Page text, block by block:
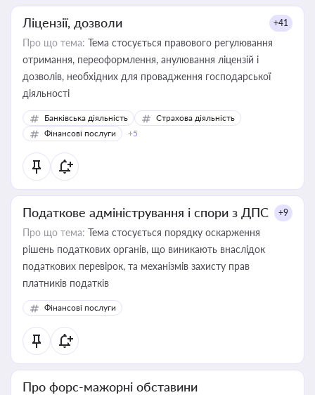
Ліцензії, дозволи +41
Про що тема: Тема стосується правового регулювання
отримання, переоформлення, анулювання ліцензій і
дозволів, необхідних для провадження господарської
діяльності
Банківська діяльність
Страхова діяльність
Фінансові послуги
+5
Податкове адміністрування і спори з ДПС +9
Про що тема: Тема стосується порядку оскарження
рішень податкових органів, що виникають внаслідок
податкових перевірок, та механізмів захисту прав
платників податків
Фінансові послуги
Про форс-мажорні обставини